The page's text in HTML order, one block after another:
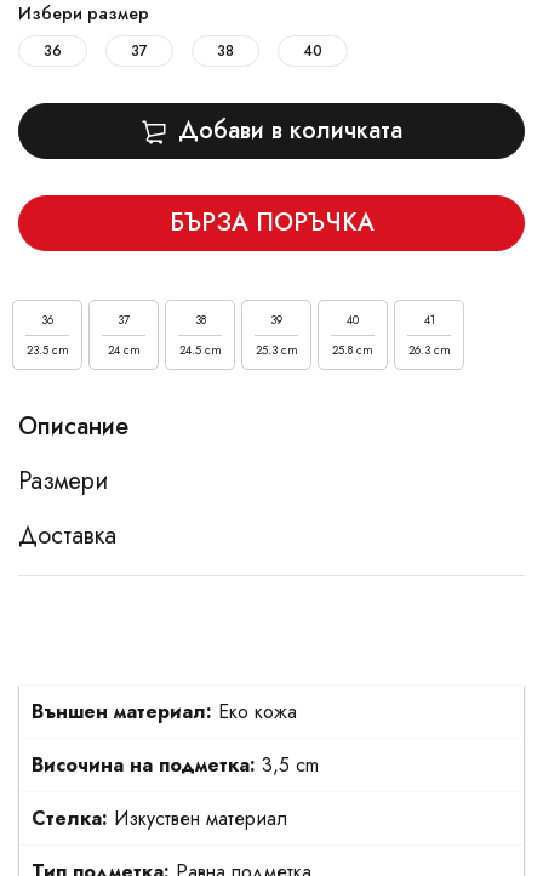
Избери размер
36 37 38 40
Добави в количката
БЪРЗА ПОРЪЧКА
36
23.5 cm
37
24 cm
38
24.5 cm
39
25.3 cm
40
25.8 cm
41
26.3 cm
Описание
Размери
Доставка
Външен материал: Еко кожа
Височина на подметка: 3,5 cm
Стелка: Изкуствен материал